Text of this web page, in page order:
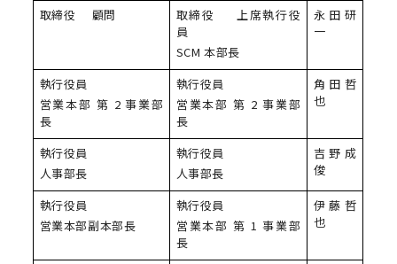
取締役 顧問
取締役 上席執行役
員
SCM 本部長
永田研
一
執行役員
営業本部 第 2 事業部
長
執行役員
営業本部 第 2 事業部
長
角田哲
也
執行役員
人事部長
執行役員
人事部長
吉野成
俊
執行役員
営業本部副本部長
執行役員
営業本部 第 1 事業部
長
伊藤哲
也